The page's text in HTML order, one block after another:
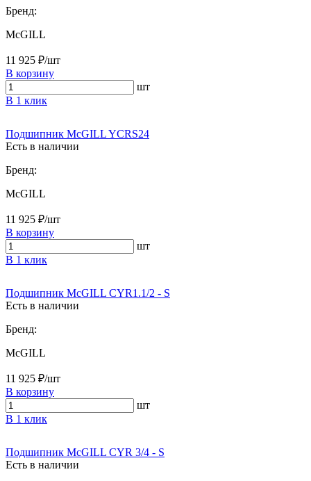
Бренд:
McGILL
11 925 ₽/шт
В корзину
шт
В 1 клик
Подшипник McGILL YCRS24
Есть в наличии
Бренд:
McGILL
11 925 ₽/шт
В корзину
шт
В 1 клик
Подшипник McGILL CYR1.1/2 - S
Есть в наличии
Бренд:
McGILL
11 925 ₽/шт
В корзину
шт
В 1 клик
Подшипник McGILL CYR 3/4 - S
Есть в наличии